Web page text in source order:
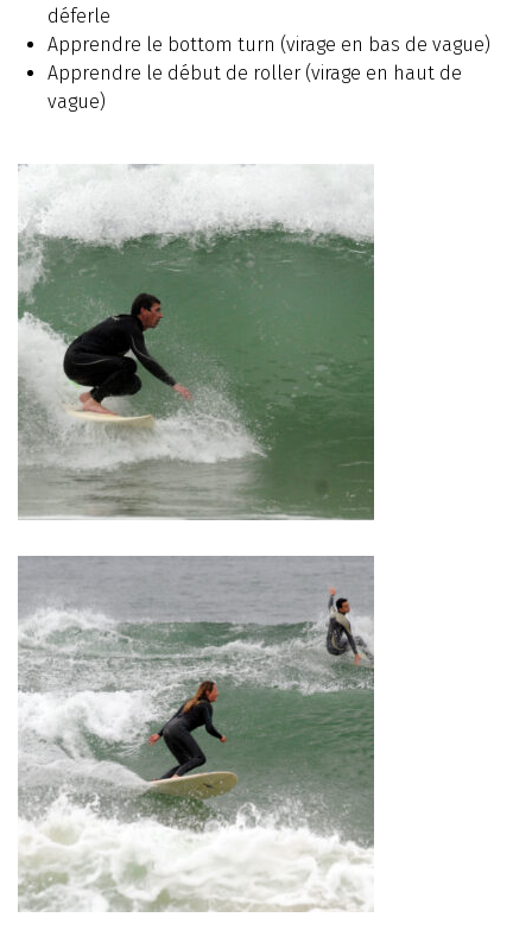
déferle
Apprendre le bottom turn (virage en bas de vague)
Apprendre le début de roller (virage en haut de
vague)